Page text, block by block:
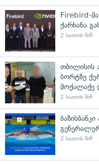
Firebird-
ქარხანა
2 საათის წინ
თბილისის
ბორტზე
მოქალაქე
2 საათის წინ
2 საათის წინ